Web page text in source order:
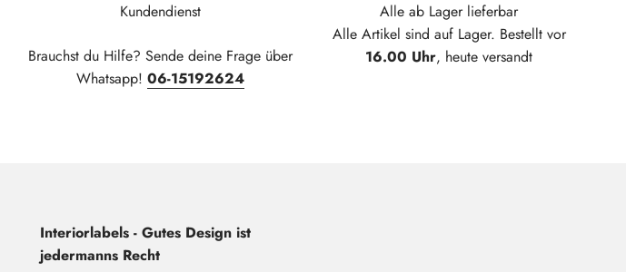
Kundendienst
Brauchst du Hilfe? Sende deine Frage über
Whatsapp! 06-15192624
Alle ab Lager lieferbar
Alle Artikel sind auf Lager. Bestellt vor
16.00 Uhr, heute versandt
Interiorlabels - Gutes Design ist
jedermanns Recht